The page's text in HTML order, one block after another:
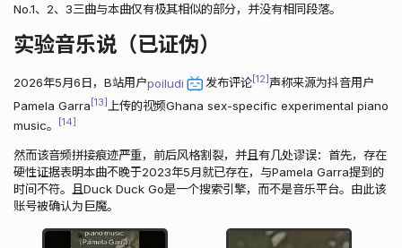
No.1、2、3三曲与本曲仅有极其相似的部分，并没有相同段落。
实验音乐说（已证伪）
2026年5月6日，B站用户poiludi 发布评论 12 声称来源为抖音用户
Pamela Garra 13 上传的视频Ghana sex-specific experimental piano
music。
14
然而该音频拼接痕迹严重，前后风格割裂，并且有几处谬误：首先，存在
硬性证据表明本曲不晚于2023年5月就已存在，与Pamela Garra提到的
时间不符。且Duck Duck Go是一个搜索引擎，而不是音乐平台。由此该
账号被确认为巨魔。